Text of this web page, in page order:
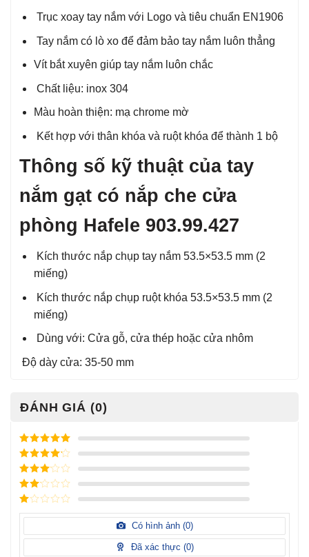
Trục xoay tay nắm với Logo và tiêu chuẩn EN1906
Tay nắm có lò xo để đảm bảo tay nắm luôn thẳng
Vít bắt xuyên giúp tay nắm luôn chắc
Chất liệu: inox 304
Màu hoàn thiện: mạ chrome mờ
Kết hợp với thân khóa và ruột khóa để thành 1 bộ
Thông số kỹ thuật của tay
nắm gạt có nắp che cửa
phòng Hafele 903.99.427
Kích thước nắp chụp tay nắm 53.5×53.5 mm (2
miếng)
Kích thước nắp chụp ruột khóa 53.5×53.5 mm (2
miếng)
Dùng với: Cửa gỗ, cửa thép hoặc cửa nhôm
Độ dày cửa: 35-50 mm
ĐÁNH GIÁ (0)
Được xếp
hạng
5
sao
Được xếp
hạng
sao
Được
xếp
hạng3
5 sao
Được
hạng
sao
Được
1
Có hình ảnh (0)
Đã xác thực (0)